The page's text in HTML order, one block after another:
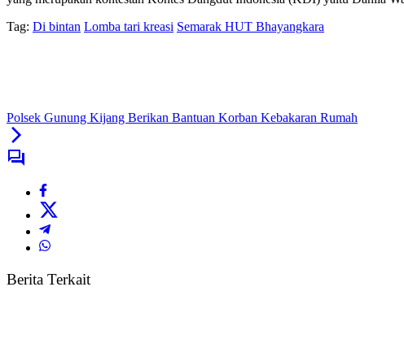
Tag: Di bintan Lomba tari kreasi Semarak HUT Bhayangkara
Polsek Gunung Kijang Berikan Bantuan Korban Kebakaran Rumah
Berita Terkait